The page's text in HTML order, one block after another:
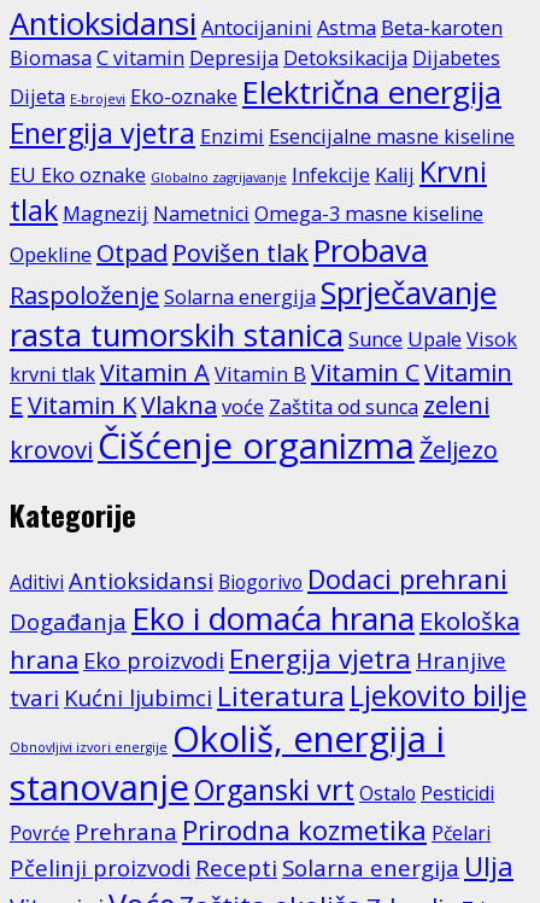
Antioksidansi Antocijanini Astma Beta-karoten
Biomasa C vitamin Depresija Detoksikacija Dijabetes
Dijeta E-brojevi Eko-oznake Električna energija
Energija vjetra Enzimi Esencijalne masne kiseline
EU Eko oznake Globalno zagrijavanje Infekcije Kalij Krvni
tlak Magnezij Nametnici Omega-3 masne kiseline
Opekline Otpad Povišen tlak Probava
Raspoloženje Solarna energija Sprječavanje
rasta tumorskih stanica Sunce Upale Visok
krvni tlakVitamin AVitamin B Vitamin CVitamin
EVitamin KVlakna voće Zaštita od sunca zeleni
krovovi Čišćenje organizma Željezo
Kategorije
Aditivi Antioksidansi Biogorivo Dodaci prehrani
Događanja Eko i domaća hrana Ekološka
hrana Eko proizvodi Energija vjetra Hranjive
tvari Kućni ljubimci Literatura Ljekovito bilje
Obnovljivi izvori energije Okoliš, energija i
stanovanjeOrganski vrt Ostalo Pesticidi
Povrće Prehrana Prirodna kozmetika Pčelari
Pčelinji proizvodi Recepti Solarna energija Ulja